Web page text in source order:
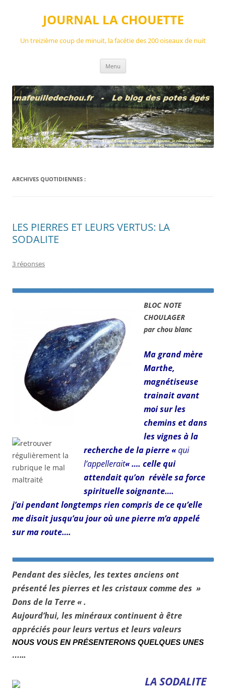
JOURNAL LA CHOUETTE
Un treizième coup de minuit, la facétie des 200 oiseaux de nuit
Menu
ARCHIVES QUOTIDIENNES :
LES PIERRES ET LEURS VERTUS: LA
SODALITE
3 réponses
BLOC NOTE
CHOULAGER
par chou blanc
Ma grand mère
Marthe,
magnétiseuse
trainait avant
moi sur les
chemins et dans
les vignes à la
recherche de la pierre «qui
l’appellerait« …. celle qui
attendait qu’on révèle sa force
spirituelle soignante….
j’ai pendant longtemps rien compris de ce qu’elle
me disait jusqu’au jour où une pierre m’a appelé
sur ma route….
Pendant des siècles, les textes anciens ont
présenté les pierres et les cristaux comme des »
Dons de la Terre « .
Aujourd’hui, les minéraux continuent à être
appréciés pour leurs vertus et leurs valeurs
NOUS VOUS EN PRÉSENTERONS QUELQUES UNES
…...
LA SODALITE